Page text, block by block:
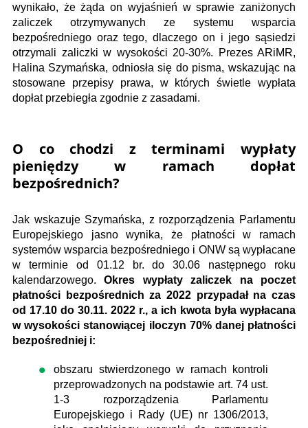
wynikało, że żąda on wyjaśnień w sprawie zaniżonych
zaliczek otrzymywanych ze systemu wsparcia
bezpośredniego oraz tego, dlaczego on i jego sąsiedzi
otrzymali zaliczki w wysokości 20-30%. Prezes ARiMR,
Halina Szymańska, odniosła się do pisma, wskazując na
stosowane przepisy prawa, w których świetle wypłata
dopłat przebiegła zgodnie z zasadami.
O co chodzi z terminami wypłaty
pieniędzy w ramach dopłat
bezpośrednich?
Jak wskazuje Szymańska, z rozporządzenia Parlamentu
Europejskiego jasno wynika, że płatności w ramach
systemów wsparcia bezpośredniego i ONW są wypłacane
w terminie od 01.12 br. do 30.06 następnego roku
kalendarzowego.Okres wypłaty zaliczek na poczet
płatności bezpośrednich za 2022 przypadał na czas
od 17.10 do 30.11. 2022 r., a ich kwota była wypłacana
w wysokości stanowiącej iloczyn 70% danej płatności
bezpośredniej i:
obszaru stwierdzonego w ramach kontroli
przeprowadzonych na podstawie art. 74 ust.
1-3 rozporządzenia Parlamentu
Europejskiego i Rady (UE) nr 1306/2013,